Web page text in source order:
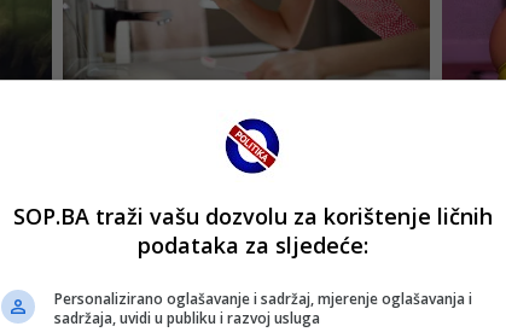
SOP.BA traži vašu dozvolu za korištenje ličnih
podataka za sljedeće:
Personalizirano oglašavanje i sadržaj, mjerenje oglašavanja i
sadržaja, uvidi u publiku i razvoj usluga